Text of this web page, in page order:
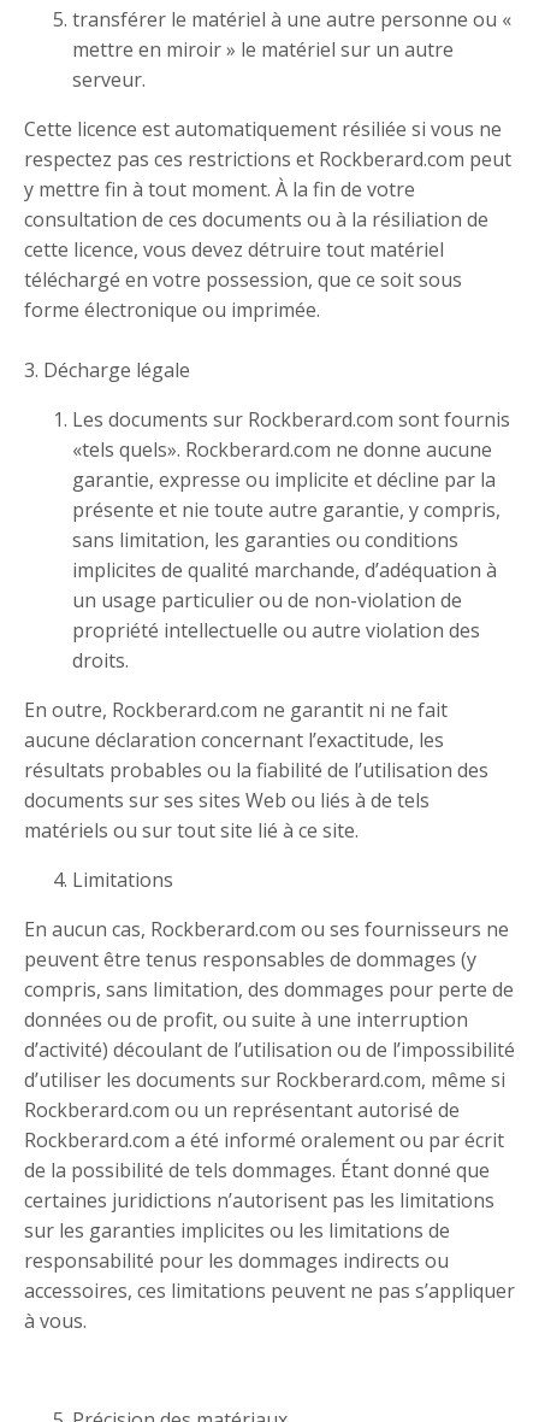
transférer le matériel à une autre personne ou «
mettre en miroir » le matériel sur un autre
serveur.
Cette licence est automatiquement résiliée si vous ne
respectez pas ces restrictions et Rockberard.com peut
y mettre fin à tout moment. À la fin de votre
consultation de ces documents ou à la résiliation de
cette licence, vous devez détruire tout matériel
téléchargé en votre possession, que ce soit sous
forme électronique ou imprimée.
3. Décharge légale
Les documents sur Rockberard.com sont fournis
«tels quels». Rockberard.com ne donne aucune
garantie, expresse ou implicite et décline par la
présente et nie toute autre garantie, y compris,
sans limitation, les garanties ou conditions
implicites de qualité marchande, d’adéquation à
un usage particulier ou de non-violation de
propriété intellectuelle ou autre violation des
droits.
En outre, Rockberard.com ne garantit ni ne fait
aucune déclaration concernant l’exactitude, les
résultats probables ou la fiabilité de l’utilisation des
documents sur ses sites Web ou liés à de tels
matériels ou sur tout site lié à ce site.
Limitations
En aucun cas, Rockberard.com ou ses fournisseurs ne
peuvent être tenus responsables de dommages (y
compris, sans limitation, des dommages pour perte de
données ou de profit, ou suite à une interruption
d’activité) découlant de l’utilisation ou de l’impossibilité
d’utiliser les documents sur Rockberard.com, même si
Rockberard.com ou un représentant autorisé de
Rockberard.com a été informé oralement ou par écrit
de la possibilité de tels dommages. Étant donné que
certaines juridictions n’autorisent pas les limitations
sur les garanties implicites ou les limitations de
responsabilité pour les dommages indirects ou
accessoires, ces limitations peuvent ne pas s’appliquer
à vous.